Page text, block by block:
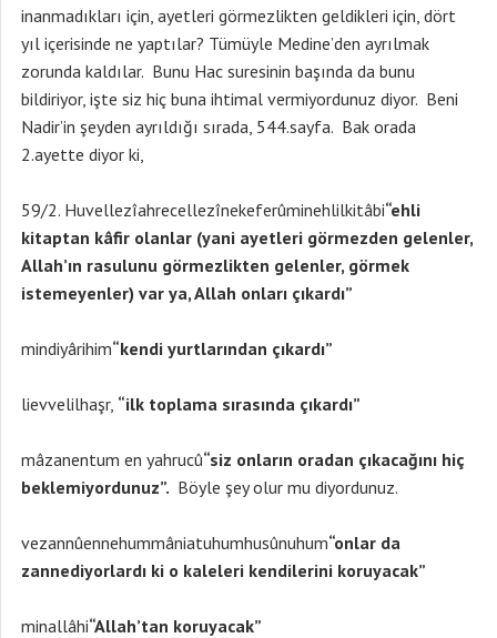
inanmadıkları için, ayetleri görmezlikten geldikleri için, dört
yıl içerisinde ne yaptılar? Tümüyle Medine’den ayrılmak
zorunda kaldılar. Bunu Hac suresinin başında da bunu
bildiriyor, işte siz hiç buna ihtimal vermiyordunuz diyor. Beni
Nadir’in şeyden ayrıldığı sırada, 544.sayfa. Bak orada
2.ayette diyor ki,
59/2. Huvellezîahrecellezînekeferûminehlilkitâbi“ehli
kitaptan kâfir olanlar (yani ayetleri görmezden gelenler,
Allah’ın rasulunu görmezlikten gelenler, görmek
istemeyenler) var ya, Allah onları çıkardı”
mindiyârihim“kendi yurtlarından çıkardı”
lievvelilhaşr, “ilk toplama sırasında çıkardı”
mâzanentum en yahrucû“siz onların oradan çıkacağını hiç
beklemiyordunuz”. Böyle şey olur mu diyordunuz.
vezannûennehummâniatuhumhusûnuhum“onlar da
zannediyorlardı ki o kaleleri kendilerini koruyacak”
minallâhi“Allah’tan koruyacak”